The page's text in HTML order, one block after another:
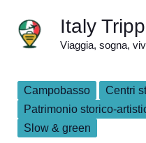
contenuto
Italy
Viaggia, sogna,
Campobasso Centri
Patrimonio storico-
Slow & green